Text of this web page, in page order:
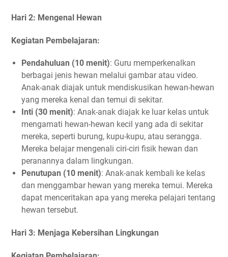
Hari 2: Mengenal Hewan
Kegiatan Pembelajaran:
Pendahuluan (10 menit): Guru memperkenalkan
berbagai jenis hewan melalui gambar atau video.
Anak-anak diajak untuk mendiskusikan hewan-hewan
yang mereka kenal dan temui di sekitar.
Inti (30 menit): Anak-anak diajak ke luar kelas untuk
mengamati hewan-hewan kecil yang ada di sekitar
mereka, seperti burung, kupu-kupu, atau serangga.
Mereka belajar mengenali ciri-ciri fisik hewan dan
peranannya dalam lingkungan.
Penutupan (10 menit): Anak-anak kembali ke kelas
dan menggambar hewan yang mereka temui. Mereka
dapat menceritakan apa yang mereka pelajari tentang
hewan tersebut.
Hari 3: Menjaga Kebersihan Lingkungan